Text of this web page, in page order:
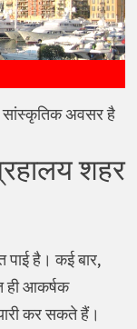
सांस्कृतिक अवसर है
शहर
है। कई बार,
आकर्षक
कर सकते हैं।